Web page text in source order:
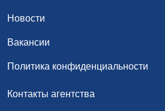
Новости
Вакансии
Политика конфиденциальности
Контакты агентства